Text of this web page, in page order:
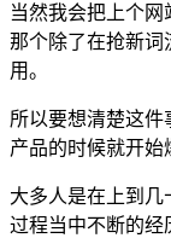
当然我会把上个网
那个除了在抢新词
用。
所以要想清楚这
产品的时候就开始
大多人是在上到
过程当中不断的经